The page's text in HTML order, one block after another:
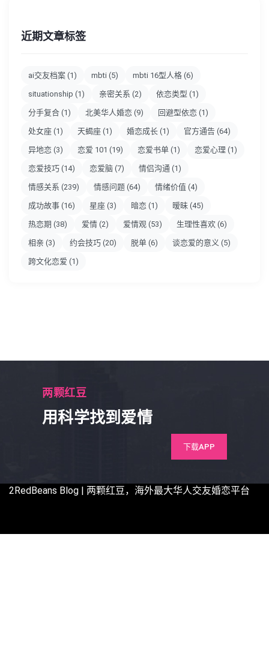
近期文章标签
ai交友档案 (1) mbti (5) mbti 16型人格 (6)
situationship (1) 亲密关系 (2) 依恋类型 (1)
分手复合 (1) 北美华人婚恋 (9) 回避型依恋 (1)
处女座 (1) 天蝎座 (1) 婚恋成长 (1) 官方通告 (64)
异地恋 (3) 恋爱 101 (19) 恋爱书单 (1) 恋爱心理 (1)
恋爱技巧 (14) 恋爱脑 (7) 情侣沟通 (1)
情感关系 (239) 情感问题 (64) 情绪价值 (4)
成功故事 (16) 星座 (3) 暗恋 (1) 暧昧 (45)
热恋期 (38) 爱情 (2) 爱情观 (53) 生理性喜欢 (6)
相亲 (3) 约会技巧 (20) 脱单 (6) 谈恋爱的意义 (5)
跨文化恋爱 (1)
两颗红豆
用科学找到爱情
下载APP
2RedBeans Blog | 两颗红豆，海外最大华人交友婚恋平台